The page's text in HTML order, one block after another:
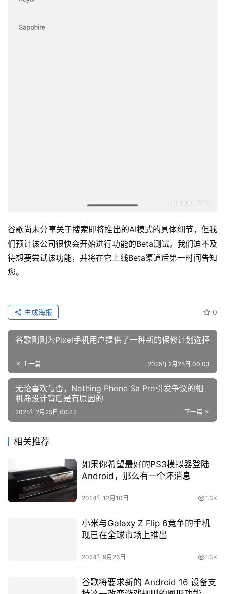
谷歌尚未分享关于搜索即将推出的AI模式的具体细节，但我
们预计该公司很快会开始进行功能的Beta测试。我们迫不及
待想要尝试该功能，并将在它上线Beta渠道后第一时间告知
您。
0
生成海报
谷歌刚刚为Pixel手机用户提供了一种新的保修计划选择
上一篇 2025年2月25日 00:03
无论喜欢与否，Nothing Phone 3a Pro引发争议的相
机岛设计背后是有原因的
下一篇
2025年2月25日 00:42
相关推荐
如果你希望最好的PS3模拟器登陆
Android，那么有一个坏消息
2024年12月10日 1.3K
小米与Galaxy Z Flip 6竞争的手机
现已在全球市场上推出
2024年9月26日 1.3K
谷歌将要求新的 Android 16 设备支